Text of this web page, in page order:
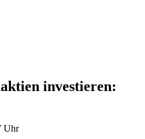
investieren:
Uhr